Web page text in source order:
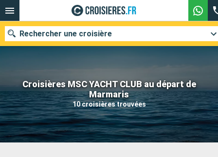
Croisières MSC YACHT CLUB au départ de
Marmaris
10 croisières trouvées
Rechercher une croisière
Nos destinations
Mois de départ
Ports Compagnies